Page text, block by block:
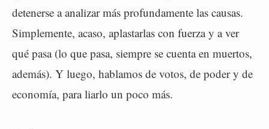
detenerse a analizar más profundamente las causas.
Simplemente, acaso, aplastarlas con fuerza y a ver
qué pasa (lo que pasa, siempre se cuenta en muertos,
además). Y luego, hablamos de votos, de poder y de
economía, para liarlo un poco más.